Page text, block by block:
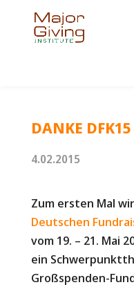
Jetzt Platz für die
DANKE DFK15
4.02.2015
Zum ersten Mal
Deutschen
vom 19. – 21. Mai
ein
Großspenden-